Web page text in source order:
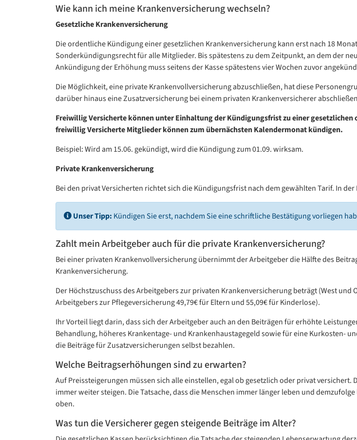
Wie kann ich meine Krankenversicherung wechseln?
Gesetzliche Krankenversicherung
Die ordentliche Kündigung einer gesetzlichen Krankenversicherung kann erst nach 18
Sonderkündigungsrecht für alle Mitglieder. Bis spätestens zu dem Zeitpunkt, an dem der
Ankündigung der Erhöhung muss seitens der Kasse spätestens vier Wochen zuvor
Die Möglichkeit, eine private Krankenvollversicherung abzuschließen, hat diese
darüber hinaus eine Zusatzversicherung bei einem privaten Krankenversicherer
Freiwillig Versicherte können unter Einhaltung der Kündigungsfrist zu einer
freiwillig Versicherte Mitglieder können zum übernächsten Kalendermonat kündigen.
Beispiel: Wird am 15.06. gekündigt, wird die Kündigung zum 01.09. wirksam.
Private Krankenversicherung
Bei den privat Versicherten richtet sich die Kündigungsfrist nach dem gewählten Tarif. In
Unser Tipp: Kündigen Sie erst, nachdem Sie eine schriftliche Bestätigung vorliegen
Zahlt mein Arbeitgeber auch für die private Krankenversicherung?
Bei einer privaten Krankenvollversicherung übernimmt der Arbeitgeber die Hälfte des
Krankenversicherung.
Der Höchstzuschuss des Arbeitgebers zur privaten Krankenversicherung beträgt (West
Arbeitgebers zur Pflegeversicherung 49,79€ für Eltern und 55,09€ für Kinderlose).
Ihr Vorteil liegt darin, dass sich der Arbeitgeber auch an den Beiträgen für erhöhte
Behandlung, höheres Krankentage- und Krankenhaustagegeld sowie für eine Kurkosten-
die Beiträge für Zusatzversicherungen selbst bezahlen.
Welche Beitragserhöhungen sind zu erwarten?
Auf Preissteigerungen müssen sich alle einstellen, egal ob gesetzlich oder privat
immer weiter steigen. Die Tatsache, dass die Menschen immer länger leben und
oben.
Was tun die Versicherer gegen steigende Beiträge im Alter?